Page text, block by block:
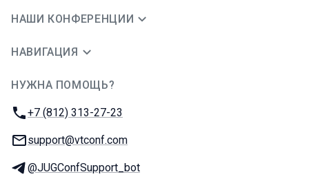
НАШИ КОНФЕРЕНЦИИ
НАВИГАЦИЯ
НУЖНА ПОМОЩЬ?
Телефон:
+7 (812) 313-27-23
E-mail:
support@vtconf.com
Телеграм:
@JUGConfSupport_bot